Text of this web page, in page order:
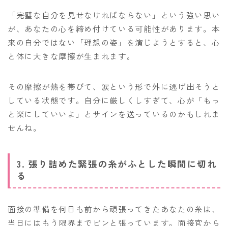
「完璧な自分を見せなければならない」という強い思い
が、あなたの心を締め付けている可能性があります。本
来の自分ではない「理想の姿」を演じようとすると、心
と体に大きな摩擦が生まれます。
その摩擦が熱を帯びて、涙という形で外に逃げ出そうと
している状態です。自分に厳しくしすぎて、心が「もっ
と楽にしていいよ」とサインを送っているのかもしれま
せんね。
3. 張り詰めた緊張の糸がふとした瞬間に切れ
る
面接の準備を何日も前から頑張ってきたあなたの糸は、
当日にはもう限界までピンと張っています。面接官から